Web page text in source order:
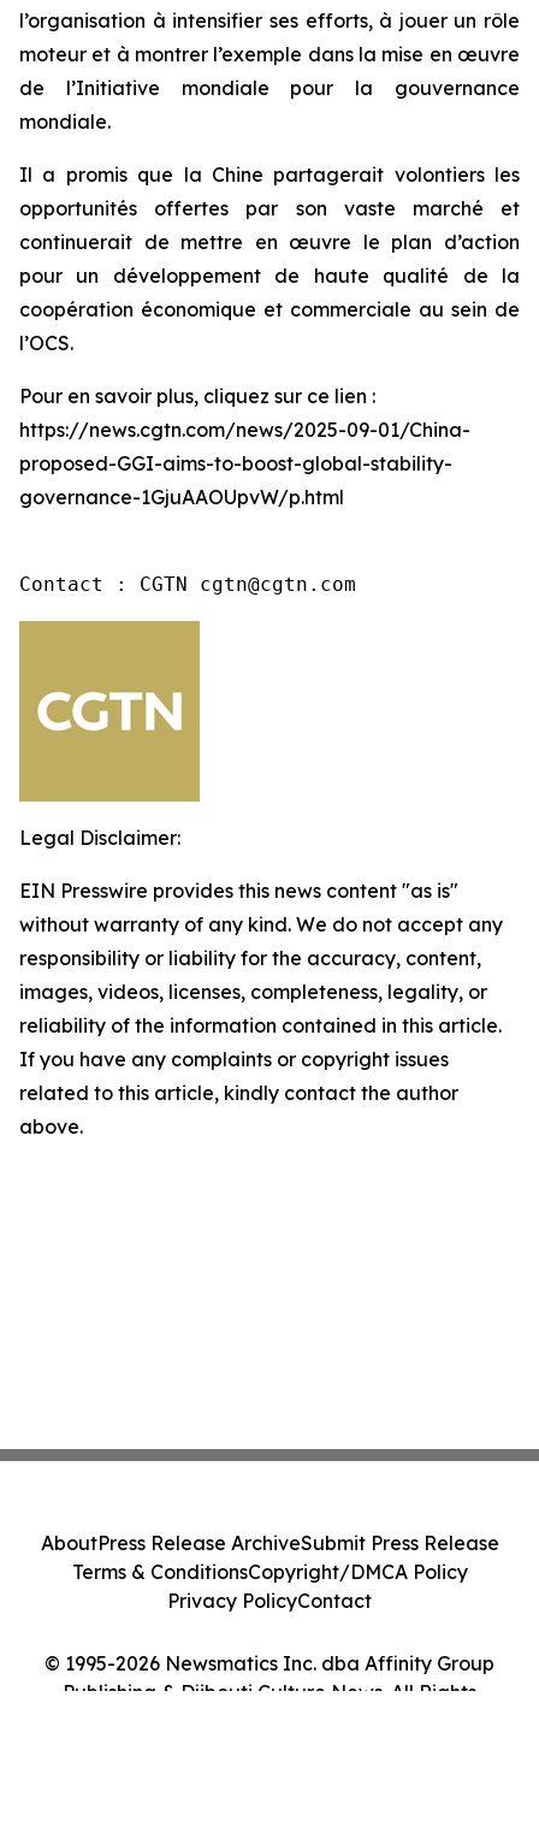
l’organisation à intensifier ses efforts, à jouer un rôle
moteur et à montrer l’exemple dans la mise en œuvre
de l’Initiative mondiale pour la gouvernance
mondiale.
Il a promis que la Chine partagerait volontiers les
opportunités offertes par son vaste marché et
continuerait de mettre en œuvre le plan d’action
pour un développement de haute qualité de la
coopération économique et commerciale au sein de
l’OCS.
Pour en savoir plus, cliquez sur ce lien :
https://news.cgtn.com/news/2025-09-01/China-
proposed-GGI-aims-to-boost-global-stability-
governance-1GjuAAOUpvW/p.html
Contact : CGTN cgtn@cgtn.com
Legal Disclaimer:
EIN Presswire provides this news content "as is"
without warranty of any kind. We do not accept any
responsibility or liability for the accuracy, content,
images, videos, licenses, completeness, legality, or
reliability of the information contained in this article.
If you have any complaints or copyright issues
related to this article, kindly contact the author
above.
© 1995-2026 Newsmatics Inc. dba Affinity Group
Publishing & Djibouti Culture News. All Rights
AboutPress Release ArchiveSubmit Press Release
Terms & ConditionsCopyright/DMCA Policy
Privacy PolicyContact